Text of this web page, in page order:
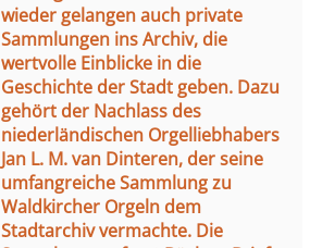
wieder gelangen auch private
Sammlungen ins Archiv, die
wertvolle Einblicke in die
Geschichte der Stadt geben. Dazu
gehört der Nachlass des
niederländischen Orgelliebhabers
Jan L. M. van Dinteren, der seine
umfangreiche Sammlung zu
Waldkircher Orgeln dem
Stadtarchiv vermachte. Die